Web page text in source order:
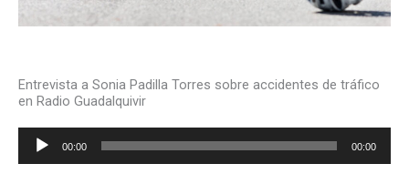
Entrevista a Sonia Padilla Torres sobre accidentes de tráfico
en Radio Guadalquivir
Reproductor
00:00 00:00